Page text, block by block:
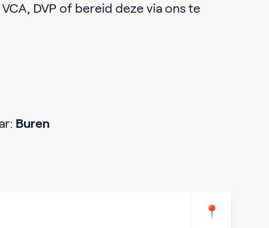
DVP of bereid deze via ons te
Buren
📍